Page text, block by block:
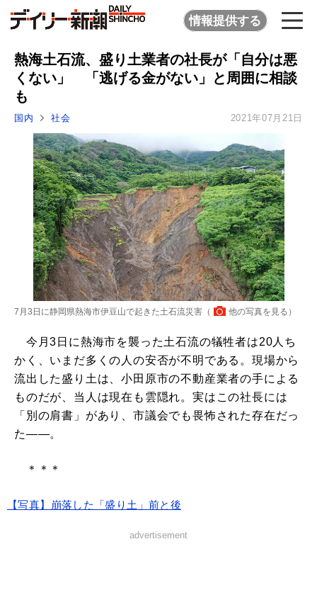
情報提供する
熱海土石流、盛り土業者の社長が「自分は悪
くない」 「逃げる金がない」と周囲に相談
も
国内 社会 2021年07月21日
7月3日に静岡県熱海市伊豆山で起きた土石流災害（ 他の写真を見る ）
今月3日に熱海市を襲った土石流の犠牲者は20人ち
かく、いまだ多くの人の安否が不明である。現場から
流出した盛り土は、小田原市の不動産業者の手による
ものだが、当人は現在も雲隠れ。実はこの社長には
「別の肩書」があり、市議会でも畏怖された存在だっ
た――。
＊＊＊
【写真】崩落した「盛り土」前と後
advertisement